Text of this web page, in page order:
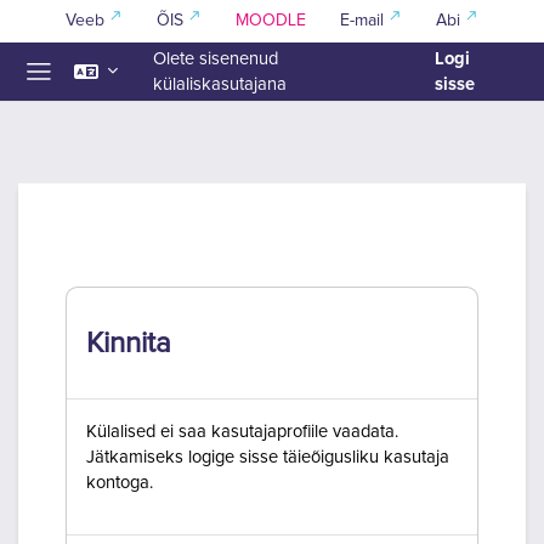
Jäta vahele peasisuni
Veeb ÕIS MOODLE E-mail Abi
Olete sisenenud
külaliskasutajana
Logi
sisse
Kinnita
Külalised ei saa kasutajaprofiile vaadata.
Jätkamiseks logige sisse täieõigusliku kasutaja
kontoga.